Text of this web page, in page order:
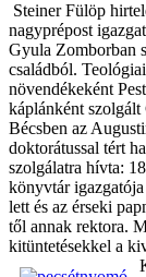
Steiner Fülöp
nagyprépost
Gyula Zomborban
családból.
növendékeként
káplánként szolgált
Bécsben az
doktorátussal tért
szolgálatra hívta:
könyvtár
lett és az érseki
től annak rektora.
kitüntetésekkel a